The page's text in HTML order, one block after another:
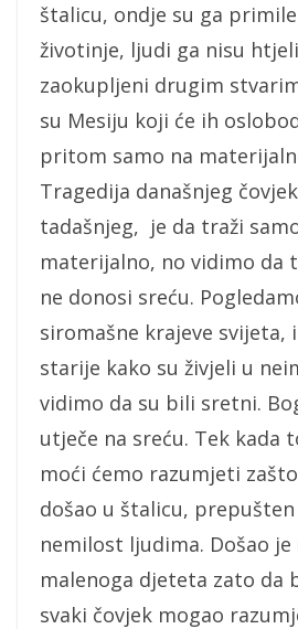
štalicu, ondje su ga
životinje, ljudi ga nisu
zaokupljeni drugim
su Mesiju koji će ih
pritom samo na
Tragedija današnjeg
tadašnjeg, je da traži
materijalno, no vidimo da
ne donosi sreću.
siromašne krajeve
starije kako su živjeli u
vidimo da su bili sretni.
utječe na sreću. Tek kada
moći ćemo razumjeti
došao u štalicu,
nemilost ljudima. Došao
malenoga djeteta zato da
svaki čovjek mogao